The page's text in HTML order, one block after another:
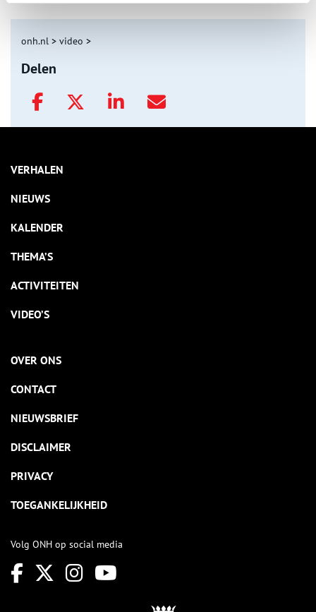
onh.nl > video >
Delen
VERHALEN
NIEUWS
KALENDER
THEMA’S
ACTIVITEITEN
VIDEO’S
OVER ONS
CONTACT
NIEUWSBRIEF
DISCLAIMER
PRIVACY
TOEGANKELIJKHEID
Volg ONH op social media